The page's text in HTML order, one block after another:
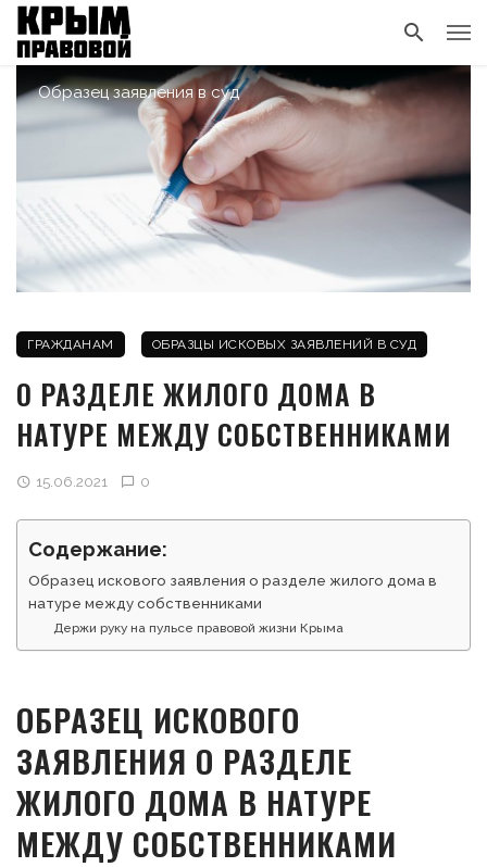
Образец заявления в суд
ГРАЖДАНАМ ОБРАЗЦЫ ИСКОВЫХ ЗАЯВЛЕНИЙ В СУД
О РАЗДЕЛЕ ЖИЛОГО ДОМА В
НАТУРЕ МЕЖДУ СОБСТВЕННИКАМИ
15.06.2021 0
Содержание:
Образец искового заявления о разделе жилого дома в
натуре между собственниками
Держи руку на пульсе правовой жизни Крыма
ОБРАЗЕЦ ИСКОВОГО
ЗАЯВЛЕНИЯ О РАЗДЕЛЕ
ЖИЛОГО ДОМА В НАТУРЕ
МЕЖДУ СОБСТВЕННИКАМИ